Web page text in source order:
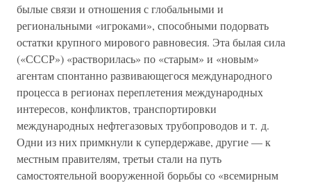
былые связи и отношения с глобальными и
региональными «игроками», способными подорвать
остатки крупного мирового равновесия. Эта былая сила
(«СССР») «растворилась» по «старым» и «новым»
агентам спонтанно развивающегося международного
процесса в регионах переплетения международных
интересов, конфликтов, транспортировки
международных нефтегазовых трубопроводов и т. д.
Одни из них примкнули к супердержаве, другие — к
местным правителям, третьи стали на путь
самостоятельной вооруженной борьбы со «всемирным